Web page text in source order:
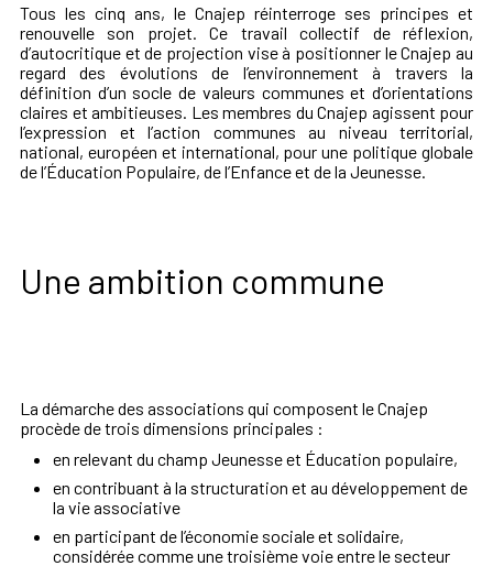
Tous les cinq ans, le Cnajep réinterroge ses principes et
renouvelle son projet. Ce travail collectif de réflexion,
d’autocritique et de projection vise à positionner le Cnajep au
regard des évolutions de l’environnement à travers la
définition d’un socle de valeurs communes et d’orientations
claires et ambitieuses. Les membres du Cnajep agissent pour
l’expression et l’action communes au niveau territorial,
national, européen et international, pour une politique globale
de l’Éducation Populaire, de l’Enfance et de la Jeunesse.
Une ambition commune
La démarche des associations qui composent le Cnajep
procède de trois dimensions principales :
en relevant du champ Jeunesse et Éducation populaire,
en contribuant à la structuration et au développement de
la vie associative
en participant de l’économie sociale et solidaire,
considérée comme une troisième voie entre le secteur